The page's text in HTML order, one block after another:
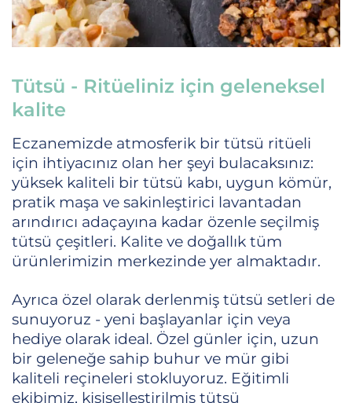
Tütsü - Ritüeliniz için geleneksel
kalite
Eczanemizde atmosferik bir tütsü ritüeli
için ihtiyacınız olan her şeyi bulacaksınız:
yüksek kaliteli bir tütsü kabı, uygun kömür,
pratik maşa ve sakinleştirici lavantadan
arındırıcı adaçayına kadar özenle seçilmiş
tütsü çeşitleri. Kalite ve doğallık tüm
ürünlerimizin merkezinde yer almaktadır.
Ayrıca özel olarak derlenmiş tütsü setleri de
sunuyoruz - yeni başlayanlar için veya
hediye olarak ideal. Özel günler için, uzun
bir geleneğe sahip buhur ve mür gibi
kaliteli reçineleri stokluyoruz. Eğitimli
ekibimiz, kişiselleştirilmiş tütsü